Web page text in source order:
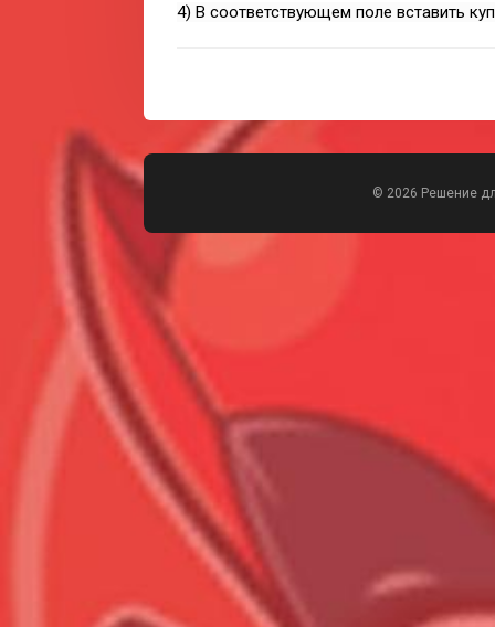
4) В соответствующем поле вставить
© 2026 Решение
Всего позиций в корзине
Всего товара в корзине